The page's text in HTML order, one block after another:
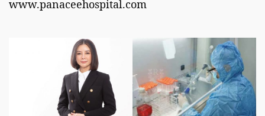
www.panaceehospital.com